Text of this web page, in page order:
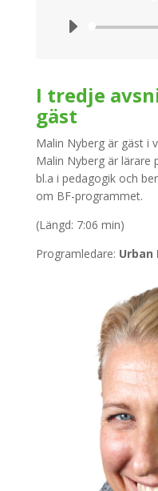
I tredje
gäst
Malin Nyberg är gäst i
Malin Nyberg är lärare
bl.a i pedagogik och
om BF-programmet.
(Längd: 7:06 min)
Programledare: Urban